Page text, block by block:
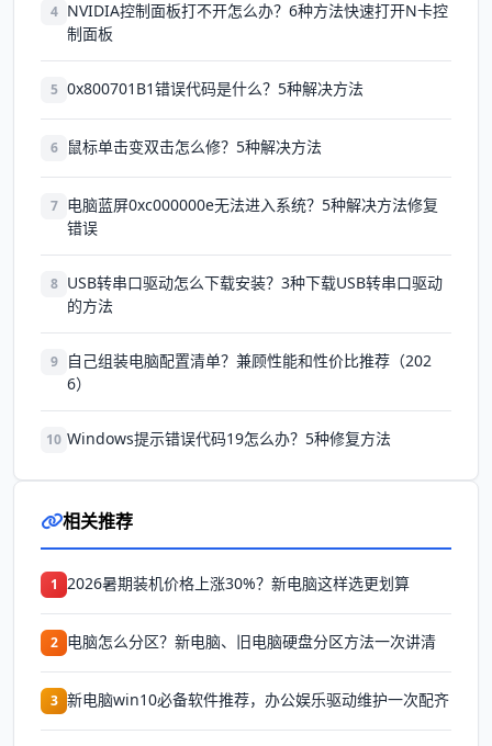
4 NVIDIA控制面板打不开怎么办？6种方法快速打开N卡控
制面板
5 0x800701B1错误代码是什么？5种解决方法
6 鼠标单击变双击怎么修？5种解决方法
7 电脑蓝屏0xc000000e无法进入系统？5种解决方法修复
错误
8 USB转串口驱动怎么下载安装？3种下载USB转串口驱动
的方法
9
自己组装电脑配置清单？兼顾性能和性价比推荐（202
6）
10 Windows提示错误代码19怎么办？5种修复方法
相关推荐
1 2026暑期装机价格上涨30%？新电脑这样选更划算
2 电脑怎么分区？新电脑、旧电脑硬盘分区方法一次讲清
3 新电脑win10必备软件推荐，办公娱乐驱动维护一次配齐